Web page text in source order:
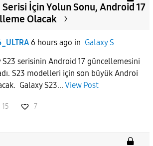
Serisi İçin Yolun Sonu, Android 17
Olacak
6 hours ago in Galaxy S
S23 serisinin Android 17 güncellemesini
S23 modelleri için son büyük Androi
Galaxy S23... View Post
15 7